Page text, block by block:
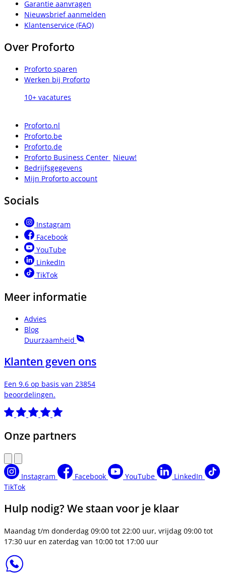
Garantie aanvragen
Nieuwsbrief aanmelden
Klantenservice (FAQ)
Over Proforto
Proforto sparen
Werken bij Proforto
10+ vacatures
Proforto.nl
Proforto.be
Proforto.de
Proforto Business Center Nieuw!
Bedrijfsgegevens
Mijn Proforto account
Socials
Instagram
Facebook
YouTube
LinkedIn
TikTok
Meer informatie
Advies
Blog
Duurzaamheid
Klanten geven ons
Een 9.6 op basis van 23854
beoordelingen.
Onze partners
Instagram Facebook YouTube
LinkedIn
TikTok
Hulp nodig? We staan voor je klaar
Maandag t/m donderdag 09:00 tot 22:00 uur, vrijdag 09:00 tot
17:30 uur en zaterdag van 10:00 tot 17:00 uur